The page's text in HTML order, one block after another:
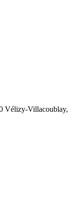
Vélizy-Villacoublay,